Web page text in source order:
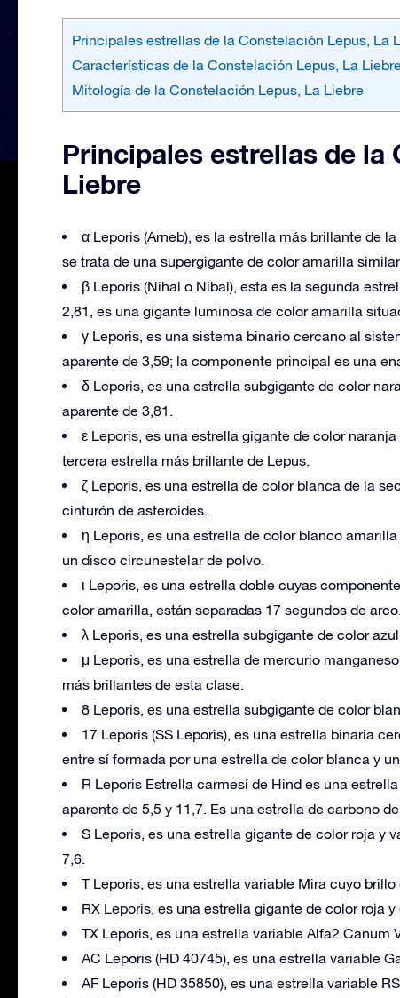
Principales estrellas de la Constelación Lepus, La
Características de la Constelación Lepus, La
Mitología de la Constelación Lepus, La Liebre
Principales estrellas de la
Liebre
α Leporis (Arneb), es la estrella más brillante de
se trata de una supergigante de color amarilla
β Leporis (Nihal o Nibal), esta es la segunda
2,81, es una gigante luminosa de color amarilla
γ Leporis, es una sistema binario cercano al
aparente de 3,59; la componente principal es una
δ Leporis, es una estrella subgigante de color
aparente de 3,81.
ε Leporis, es una estrella gigante de color
tercera estrella más brillante de Lepus.
ζ Leporis, es una estrella de color blanca de la
cinturón de asteroides.
η Leporis, es una estrella de color blanco
un disco circunestelar de polvo.
ι Leporis, es una estrella doble cuyas
color amarilla, están separadas 17 segundos de arco.
λ Leporis, es una estrella subgigante de color
μ Leporis, es una estrella de mercurio
más brillantes de esta clase.
8 Leporis, es una estrella subgigante de color
17 Leporis (SS Leporis), es una estrella binaria
entre sí formada por una estrella de color blanca y
R Leporis Estrella carmesí de Hind es una
aparente de 5,5 y 11,7. Es una estrella de carbono
S Leporis, es una estrella gigante de color roja y
7,6.
T Leporis, es una estrella variable Mira cuyo
RX Leporis, es una estrella gigante de color roja
TX Leporis, es una estrella variable Alfa2
AC Leporis (HD 40745), es una estrella variable
AF Leporis (HD 35850), es una estrella variable